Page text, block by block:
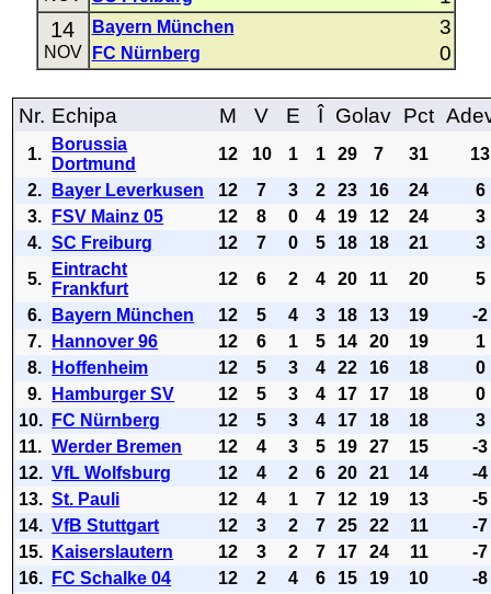
14
NOV
Bayern München 3
FC Nürnberg 0
Nr. Echipa M V E Î Golav Pct
1.
Borussia
Dortmund
12 10 1 1 29 7 31
13
2.
Bayer Leverkusen 12 7 3 2 23 16 24
6
3.
FSV Mainz 05 12 8 0 4 19 12 24
3
4. SC Freiburg 12 7 0 5 18 18 21
3
5.
Eintracht
Frankfurt
12 6 2 4 20 11 20
5
6.
Bayern München 12 5 4 3 18 13 19
-2
7.
Hannover 96 12 6 1 5 14 20 19
1
8.
Hoffenheim 12 5 3 4 22 16 18
0
9.
Hamburger SV 12 5 3 4 17 17 18
0
10.
FC Nürnberg 12 5 3 4 17 18 18
3
11. Werder Bremen 12 4 3 5 19 27 15
-3
12. VfL Wolfsburg 12 4 2 6 20 21 14
-4
13. St. Pauli 12 4 1 7 12 19 13
-5
14. VfB Stuttgart 12 3 2 7 25 22 11
-7
15.
Kaiserslautern 12 3 2 7 17 24 11
-7
16.
FC Schalke 04 12 2 4 6 15 19 10
-8